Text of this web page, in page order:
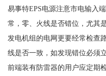
易事特EPS电源注意市电输入
常，零、火线是否错位，尤其
发电机组的电网更要经常检查
线是否一致，如发现错位必须
前端装有防雷器的用户应定期